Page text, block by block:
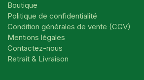
Boutique
Politique de confidentialité
Condition générales de vente (CGV)
Mentions légales
Contactez-nous
Retrait & Livraison